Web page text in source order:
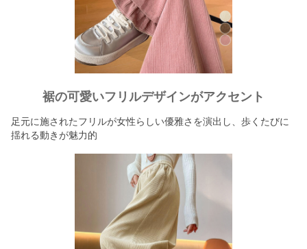
裾の可愛いフリルデザインがアクセント
足元に施されたフリルが女性らしい優雅さを演出し、歩くたびに
揺れる動きが魅力的